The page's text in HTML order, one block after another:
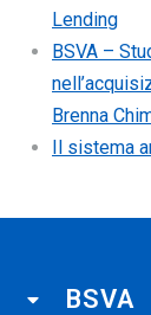
Lending
BSVA –
Brenna
Il sistema
BSVA